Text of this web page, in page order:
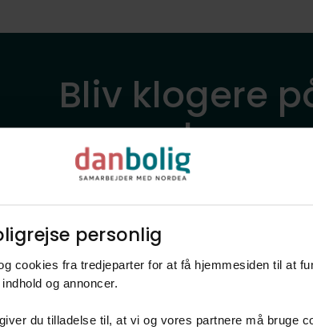
personlig​
cookies fra tredjeparter for at få hjemmesiden til at
og annoncer.​
du tilladelse til, at vi og vores partnere må bruge
Bliv klogere
nye naboer
nabolag
Udforsk vores finmaskede data, og find ud af
Hørsholm og Mikkelborg.